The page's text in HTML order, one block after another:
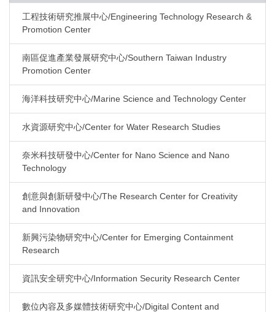
工程技術研究推展中心/Engineering Technology Research &
Promotion Center
南區促進產業發展研究中心/Southern Taiwan Industry
Promotion Center
海洋科技研究中心/Marine Science and Technology Center
水資源研究中心/Center for Water Research Studies
奈米科技研發中心/Center for Nano Science and Nano
Technology
創意與創新研發中心/The Research Center for Creativity
and Innovation
新興污染物研究中心/Center for Emerging Containment
Research
資訊安全研究中心/Information Security Research Center
數位內容及多媒體技術研究中心/Digital Content and